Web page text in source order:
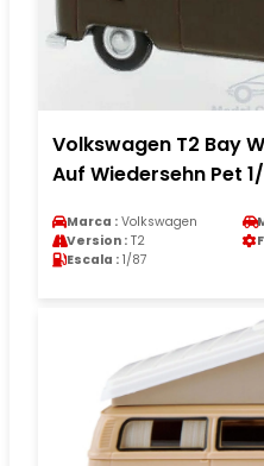
Volkswagen T2 Bay
Auf Wiedersehn Pet
Marca : Volkswagen
Version : T2
Escala : 1/87